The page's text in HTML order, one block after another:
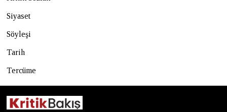
Siyaset
Söyleşi
Tarih
Tercüme